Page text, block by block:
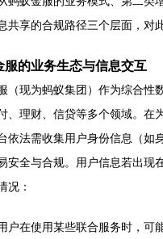
共享的合规路径三个层面，对
服的业务生态与信息交互
（现为蚂蚁集团）作为综合性
、理财、信贷等多个领域。在
依法需收集用户身份信息（如
安全与合规。用户信息若出现
况：
户在使用某些联合服务时，可